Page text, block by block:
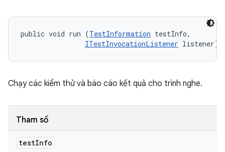
public void run (TestInformation testInfo,
ITestInvocationListener listener)
Chạy các kiểm thử và báo cáo kết quả cho trình nghe.
Tham số
testInfo